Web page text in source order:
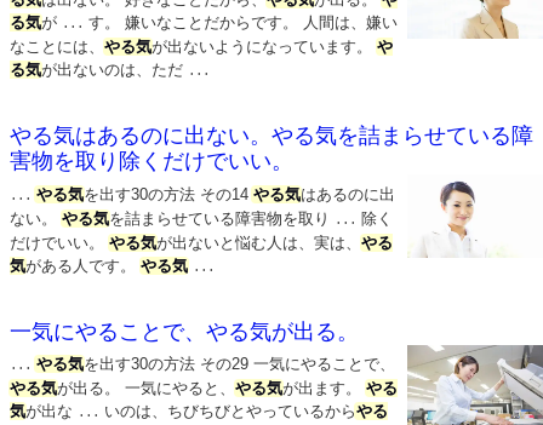
る気が ... す。 嫌いなことだからです。 人間は、嫌い
なことには、 やる気が出ないようになっています。 や
る気が出ないのは、ただ ...
やる気はあるのに出ない。やる気を詰まらせている障
害物を取り除くだけでいい。
... やる気を出す30の方法 その14やる気はあるのに出
ない。やる気を詰まらせている障害物を取り ... 除く
だけでいい。やる気が出ないと悩む人は、実は、やる
気がある人です。やる気 ...
一気にやることで、やる気が出る。
... やる気を出す30の方法 その29 一気にやることで、
やる気が出る。 一気にやると、 やる気が出ます。 やる
気が出な ... いのは、ちびちびとやっているからやる